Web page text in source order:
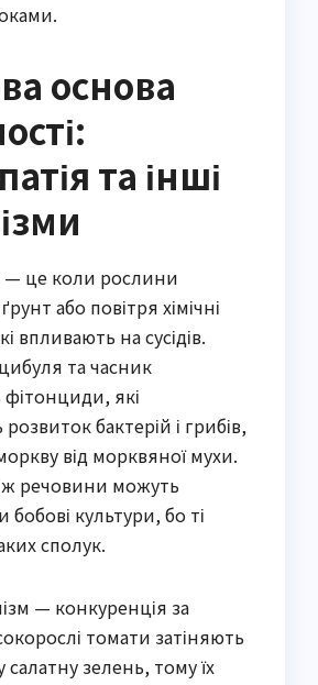
основа
та інші
— це коли рослини
або повітря хімічні
впливають на сусідів.
та часник
які
бактерій і грибів,
від морквяної мухи.
ж речовини можуть
бобові культури, бо ті
сполук.
— конкуренція за
томати затіняють
зелень, тому їх